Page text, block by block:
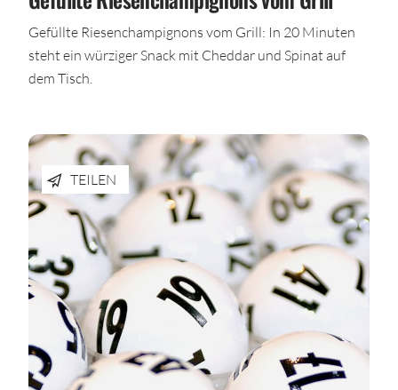
Gefüllte Riesenchampignons vom Grill: In 20 Minuten
steht ein würziger Snack mit Cheddar und Spinat auf
dem Tisch.
TEILEN